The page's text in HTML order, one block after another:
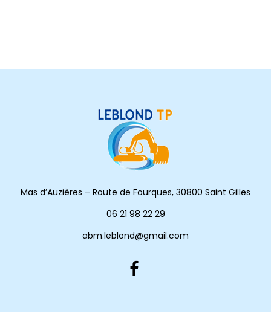
Mas d’Auzières – Route de Fourques, 30800 Saint Gilles
06 21 98 22 29
abm.leblond@gmail.com